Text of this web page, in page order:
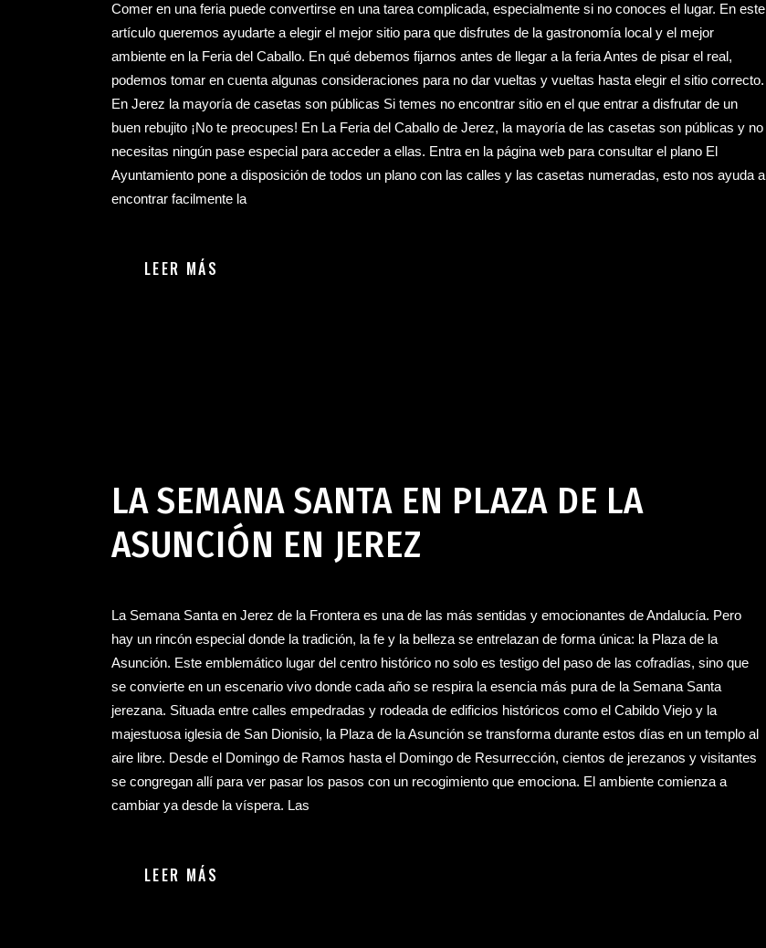
Comer en una feria puede convertirse en una tarea complicada, especialmente si no conoces el lugar. En este
artículo queremos ayudarte a elegir el mejor sitio para que disfrutes de la gastronomía local y el mejor
ambiente en la Feria del Caballo. En qué debemos fijarnos antes de llegar a la feria Antes de pisar el real,
podemos tomar en cuenta algunas consideraciones para no dar vueltas y vueltas hasta elegir el sitio correcto.
En Jerez la mayoría de casetas son públicas Si temes no encontrar sitio en el que entrar a disfrutar de un
buen rebujito ¡No te preocupes! En La Feria del Caballo de Jerez, la mayoría de las casetas son públicas y no
necesitas ningún pase especial para acceder a ellas. Entra en la página web para consultar el plano El
Ayuntamiento pone a disposición de todos un plano con las calles y las casetas numeradas, esto nos ayuda a
encontrar facilmente la
LEER MÁS
LA SEMANA SANTA EN PLAZA DE LA
ASUNCIÓN EN JEREZ
La Semana Santa en Jerez de la Frontera es una de las más sentidas y emocionantes de Andalucía. Pero
hay un rincón especial donde la tradición, la fe y la belleza se entrelazan de forma única: la Plaza de la
Asunción. Este emblemático lugar del centro histórico no solo es testigo del paso de las cofradías, sino que
se convierte en un escenario vivo donde cada año se respira la esencia más pura de la Semana Santa
jerezana. Situada entre calles empedradas y rodeada de edificios históricos como el Cabildo Viejo y la
majestuosa iglesia de San Dionisio, la Plaza de la Asunción se transforma durante estos días en un templo al
aire libre. Desde el Domingo de Ramos hasta el Domingo de Resurrección, cientos de jerezanos y visitantes
se congregan allí para ver pasar los pasos con un recogimiento que emociona. El ambiente comienza a
cambiar ya desde la víspera. Las
LEER MÁS